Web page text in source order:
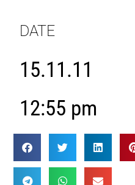
DATE
15.11.11
12:55 pm